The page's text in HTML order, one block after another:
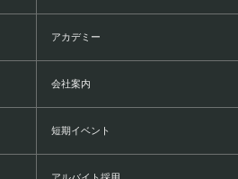
アカデミー
会社案内
短期イベント